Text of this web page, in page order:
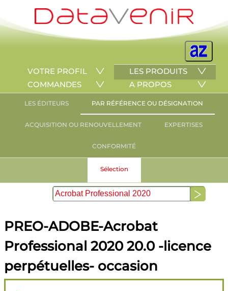
VOTRE PROFIL
LES PRODUITS
COMMANDES
A PROPOS
LES ÉDITEURS PAR RÉFÉRENCE OU DÉSIGNATION
ACQUISITION OU RENOUVELLEMENT EXPERTISES
CONFORMITÉ
Sélection
PREO-ADOBE-Acrobat
Professional 2020 20.0 -licence
perpétuelles- occasion